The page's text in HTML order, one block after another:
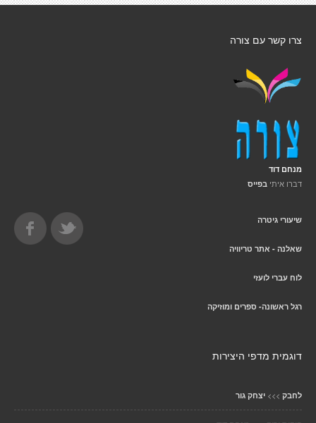
צרו קשר עם צורה
מנחם דוד
דברו איתי בפייס
שיעורי גיטרה
שאלנה - אתר טריוויה
לוח עברי לועזי
רגל ראשונה- ספרים ומוזיקה
דוגמית מדפי היצירות
לחבק >>> יצחק גור